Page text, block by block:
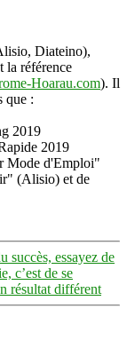
Diateino),
la référence
Hoarau.com). Il
que :
2019
2019
Mode d'Emploi"
(Alisio) et de
succès, essayez de
c’est de se
résultat différent